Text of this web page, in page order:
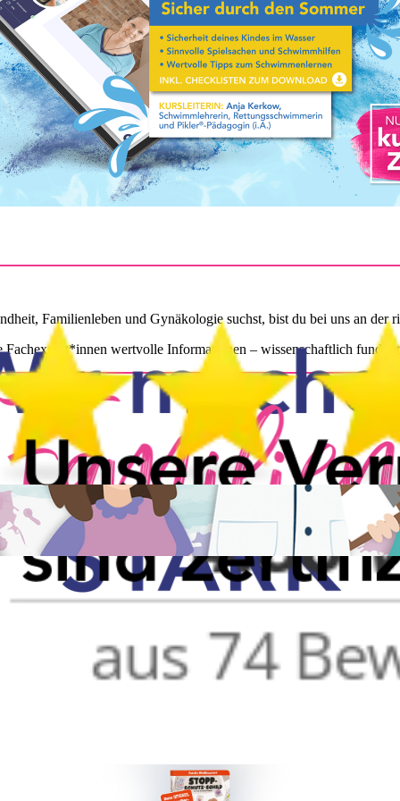
hast du 5 Jahre Zugriff auf die Inhalte.
Fa­mi­li­en­le­ben und Gy­nä­ko­lo­gie suchst, bist du bei uns an der
wert­vol­le In­for­ma­tio­nen – wis­sen­schaft­lich